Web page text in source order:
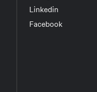
Linkedin
Facebook